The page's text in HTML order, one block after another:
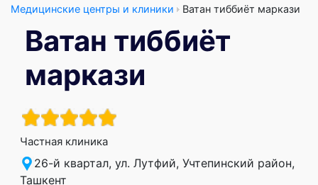
Медицинские центры и клиники Ватан тиббиёт маркази
Ватан тиббиёт
маркази
Частная клиника
26-й квартал, ул. Лутфий, Учтепинский район,
Ташкент